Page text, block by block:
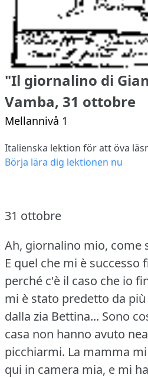
"Il giornalino di
Vamba, 31 ottobre
Mellannivå 1
Italienska lektion för att öva
Börja lära dig lektionen nu
31 ottobre
Ah, giornalino mio, come
E quel che mi è successo
perché c'è il caso che io
mi è stato predetto da
dalla zia Bettina... Sono
casa non hanno avuto
picchiarmi. La mamma
qui in camera mia, e mi